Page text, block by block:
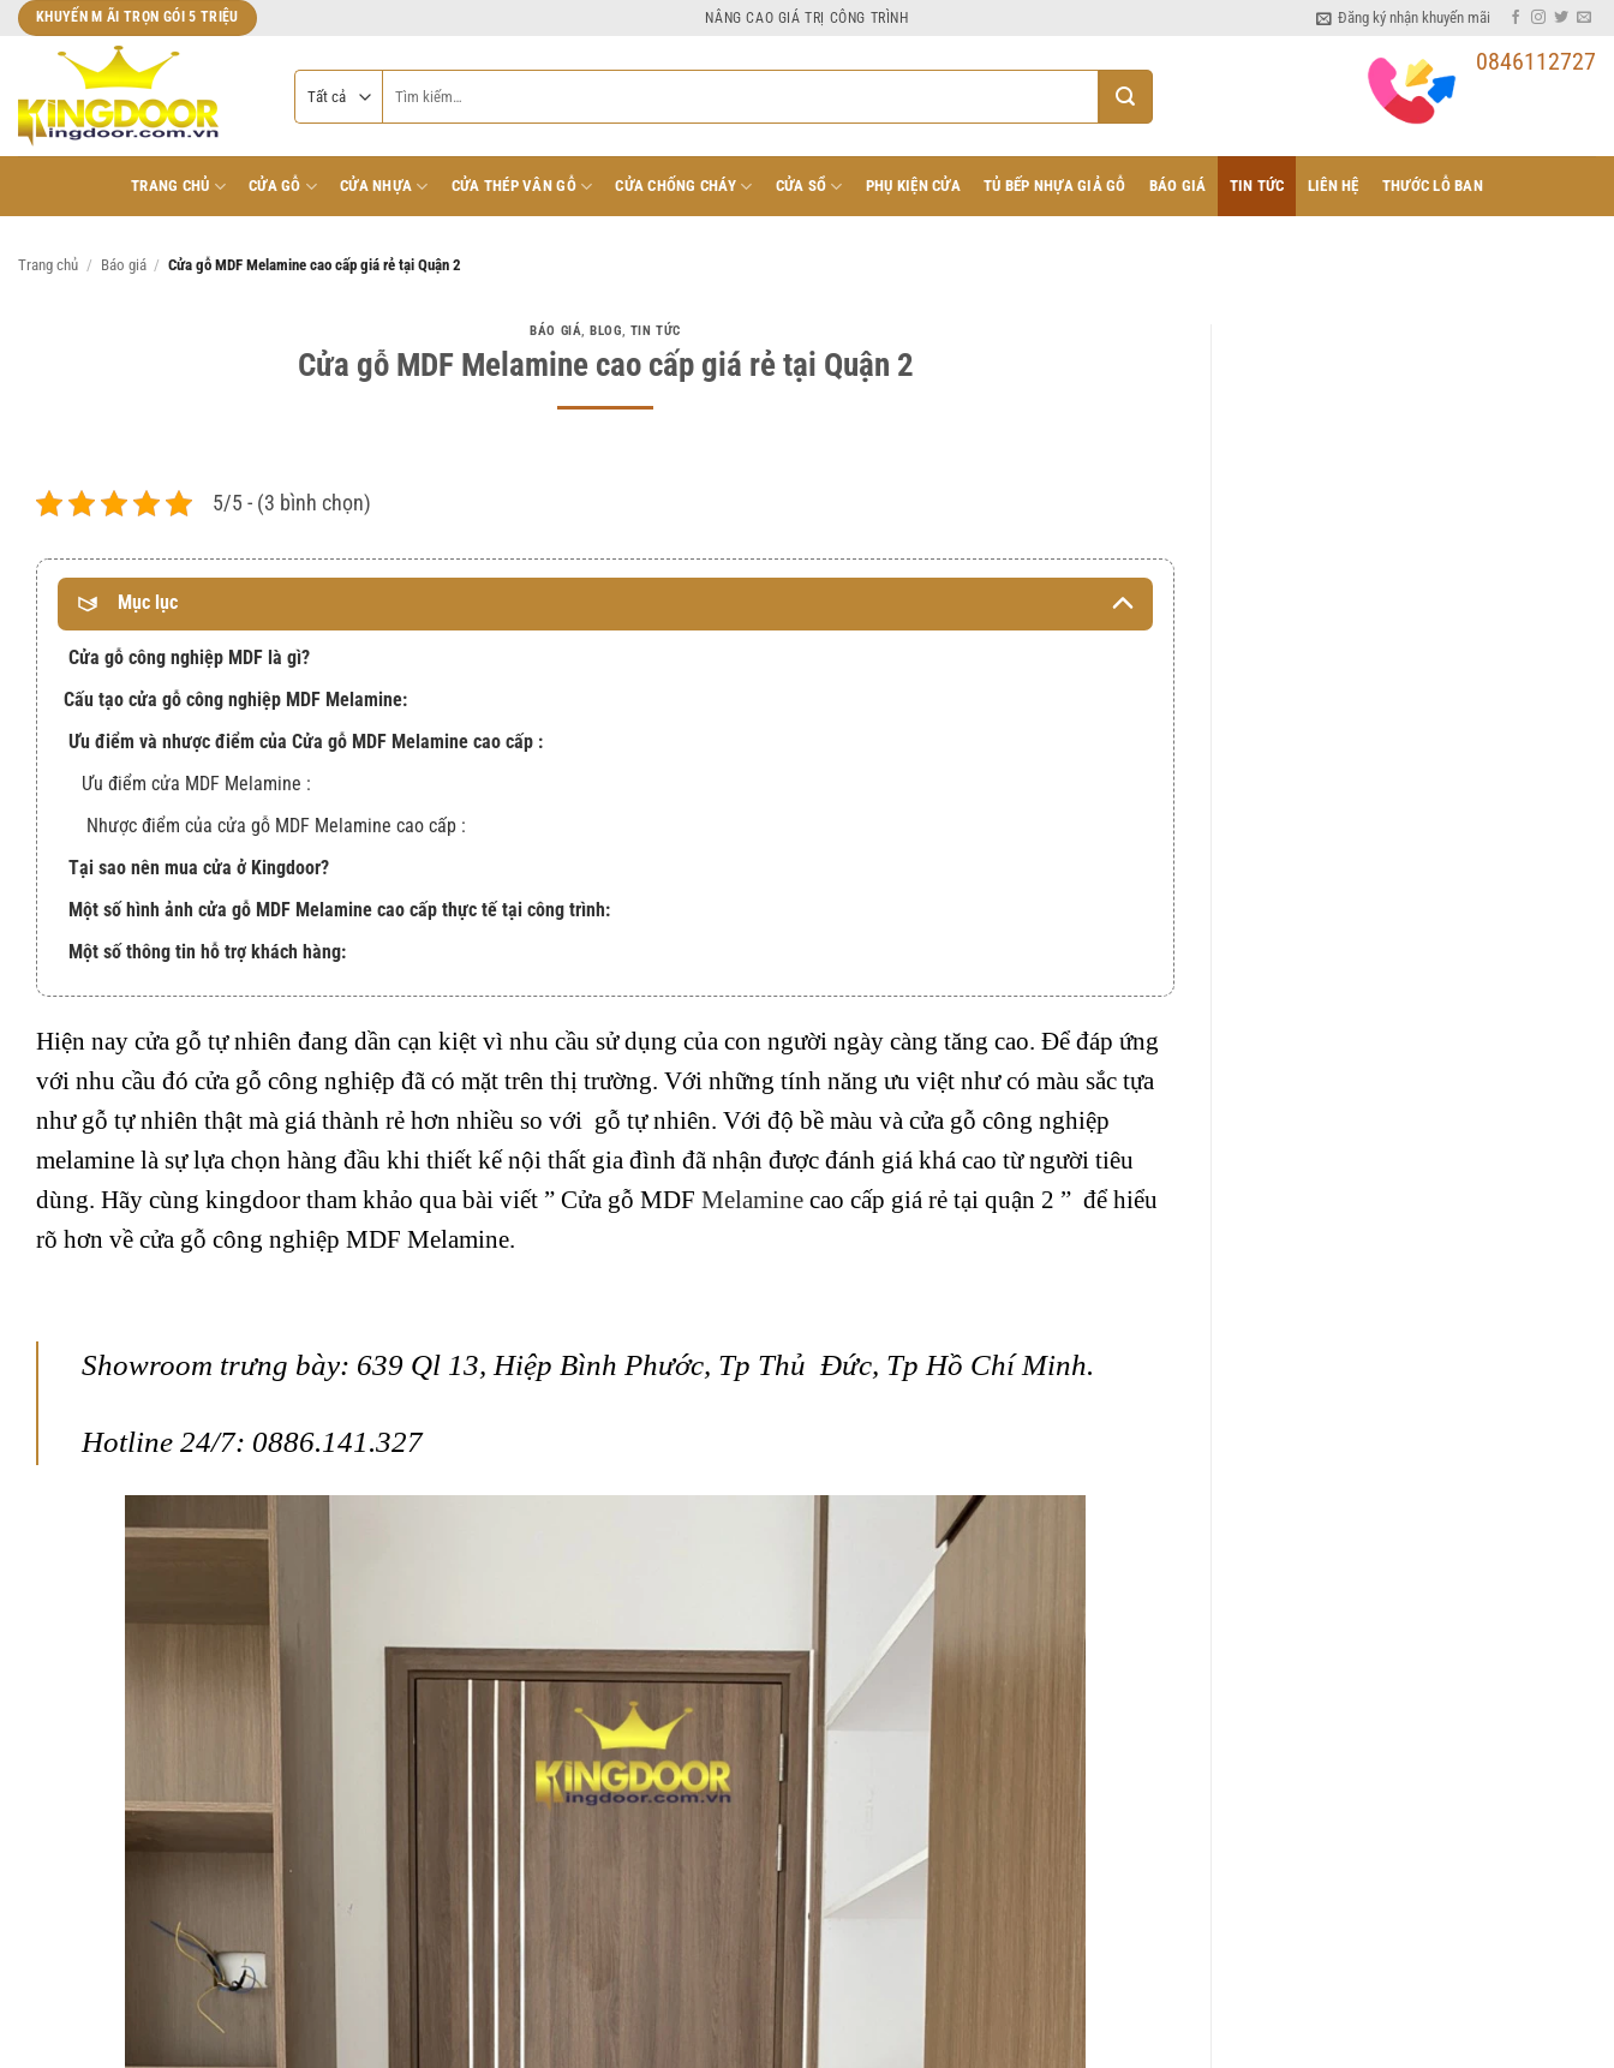
Bỏ
dung
KHUYẾN M ÃI TRỌN GÓI 5 TRIỆU NÂNG CAO GIÁ TRỊ CÔNG TRÌNH Đăng ký nhận khuyến mãi
kiếm:
0846112727
TRANG CHỦ CỬA GỖ CỬA NHỰA CỬA THÉP VÂN GỖ CỬA CHỐNG CHÁY CỬA SỔ PHỤ KIỆN CỬA TỦ BẾP NHỰA GIẢ GỖ BÁO GIÁ TIN TỨC LIÊN HỆ THƯỚC LỖ BAN
Trang chủ / Báo giá / Cửa gỗ MDF Melamine cao cấp giá rẻ tại Quận 2
BÁO GIÁ,BLOG, TIN TỨC
Cửa gỗ MDF Melamine cao cấp giá rẻ tại Quận 2
5/5 - (3 bình chọn)
Mục lục
Cửa gỗ công nghiệp MDF là gì?
Cấu tạo cửa gỗ công nghiệp MDF Melamine:
Ưu điểm và nhược điểm của Cửa gỗ MDF Melamine cao cấp :
Ưu điểm cửa MDF Melamine :
Nhược điểm của cửa gỗ MDF Melamine cao cấp :
Tại sao nên mua cửa ở Kingdoor?
Một số hình ảnh cửa gỗ MDF Melamine cao cấp thực tế tại công trình:
Một số thông tin hỗ trợ khách hàng:
Hiện nay cửa gỗ tự nhiên đang dần cạn kiệt vì nhu cầu sử dụng của con người ngày càng tăng cao. Để đáp ứng
với nhu cầu đó cửa gỗ công nghiệp đã có mặt trên thị trường. Với những tính năng ưu việt như có màu sắc tựa
như gỗ tự nhiên thật mà giá thành rẻ hơn nhiều so với gỗ tự nhiên. Với độ bề màu và cửa gỗ công nghiệp
melamine là sự lựa chọn hàng đầu khi thiết kế nội thất gia đình đã nhận được đánh giá khá cao từ người tiêu
dùng. Hãy cùng kingdoor tham khảo qua bài viết ” Cửa gỗ MDF Melamine cao cấp giá rẻ tại quận 2 ” để hiểu
rõ hơn về cửa gỗ công nghiệp MDF Melamine.
Showroom trưng bày: 639 Ql 13, Hiệp Bình Phước, Tp Thủ Đức, Tp Hồ Chí Minh.
Hotline 24/7: 0886.141.327